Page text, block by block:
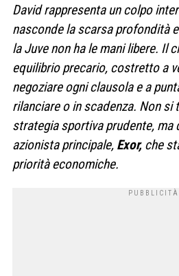
David rappresenta un colpo
nasconde la scarsa profondità
la Juve non ha le mani libere. Il
equilibrio precario, costretto a
negoziare ogni clausola e a
rilanciare o in scadenza. Non si
strategia sportiva prudente, ma
azionista principale, Exor, che
priorità economiche.